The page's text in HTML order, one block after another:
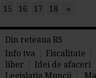
15
16 17 18 »
Din reteaua RS
Info tva
Fiscalitate
liber
Idei de afaceri
Legislatia Muncii